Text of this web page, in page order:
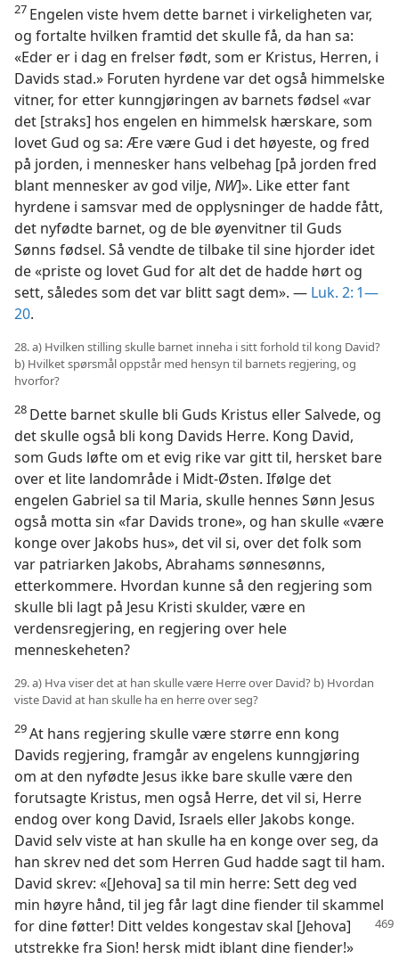
27 Engelen viste hvem dette barnet i virkeligheten var,
og fortalte hvilken framtid det skulle få, da han sa:
«Eder er i dag en frelser født, som er Kristus, Herren, i
Davids stad.» Foruten hyrdene var det også himmelske
vitner, for etter kunngjøringen av barnets fødsel «var
det [straks] hos engelen en himmelsk hærskare, som
lovet Gud og sa: Ære være Gud i det høyeste, og fred
på jorden, i mennesker hans velbehag [på jorden fred
blant mennesker av god vilje, NW]». Like etter fant
hyrdene i samsvar med de opplysninger de hadde fått,
det nyfødte barnet, og de ble øyenvitner til Guds
Sønns fødsel. Så vendte de tilbake til sine hjorder idet
de «priste og lovet Gud for alt det de hadde hørt og
sett, således som det var blitt sagt dem». — Luk. 2: 1—
20.
28. a) Hvilken stilling skulle barnet inneha i sitt forhold til kong David?
b) Hvilket spørsmål oppstår med hensyn til barnets regjering, og
hvorfor?
28 Dette barnet skulle bli Guds Kristus eller Salvede, og
det skulle også bli kong Davids Herre. Kong David,
som Guds løfte om et evig rike var gitt til, hersket bare
over et lite landområde i Midt-Østen. Ifølge det
engelen Gabriel sa til Maria, skulle hennes Sønn Jesus
også motta sin «far Davids trone», og han skulle «være
konge over Jakobs hus», det vil si, over det folk som
var patriarken Jakobs, Abrahams sønnesønns,
etterkommere. Hvordan kunne så den regjering som
skulle bli lagt på Jesu Kristi skulder, være en
verdensregjering, en regjering over hele
menneskeheten?
29. a) Hva viser det at han skulle være Herre over David? b) Hvordan
viste David at han skulle ha en herre over seg?
29At hans regjering skulle være større enn kong
Davids regjering, framgår av engelens kunngjøring
om at den nyfødte Jesus ikke bare skulle være den
forutsagte Kristus, men også Herre, det vil si, Herre
endog over kong David, Israels eller Jakobs konge.
David selv viste at han skulle ha en konge over seg, da
han skrev ned det som Herren Gud hadde sagt til ham.
David skrev: «[Jehova] sa til min herre: Sett deg ved
min høyre hånd, til jeg får lagt dine fiender til skammel
for dine føtter! Ditt veldes kongestavskal [Jehova]
utstrekke fra Sion! hersk midt iblant dine fiender!»